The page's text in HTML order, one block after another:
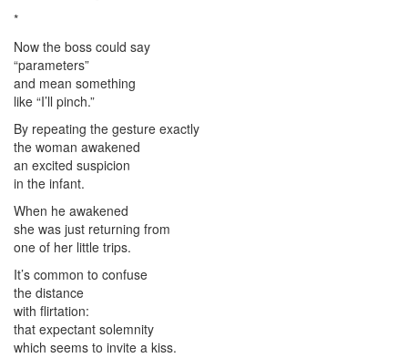
*
Now the boss could say
“parameters”
and mean something
like “I’ll pinch.”
By repeating the gesture exactly
the woman awakened
an excited suspicion
in the infant.
When he awakened
she was just returning from
one of her little trips.
It’s common to confuse
the distance
with flirtation:
that expectant solemnity
which seems to invite a kiss.